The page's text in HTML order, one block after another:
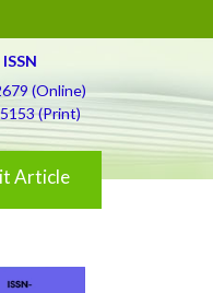
ISSN
(Online)
(Print)
Article